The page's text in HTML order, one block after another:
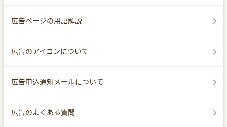
広告ページの用語解説
広告のアイコンについて
広告申込通知メールについて
広告のよくある質問